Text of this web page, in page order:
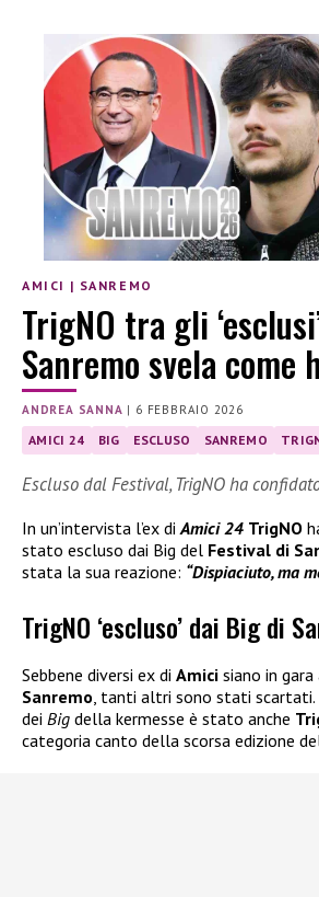
AMICI | SANREMO
TrigNO tra gli
Sanremo svela come
ANDREA SANNA | 6 FEBBRAIO 2026
AMICI 24 BIG ESCLUSO SANREMO
Escluso dal Festival, TrigNO ha
In un’intervista l’ex di Amici 24 TrigNO
stato escluso dai Big del Festival di
stata la sua reazione: “Dispiaciuto, ma
TrigNO ‘escluso’ dai Big di
Sebbene diversi ex di Amici siano in gara
Sanremo, tanti altri sono stati
dei Big della kermesse è stato anche
categoria canto della scorsa edizione